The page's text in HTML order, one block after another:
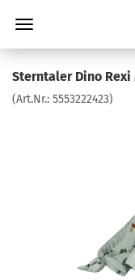
Sterntaler Dino Rexi
(Art.Nr.: 5553222423)